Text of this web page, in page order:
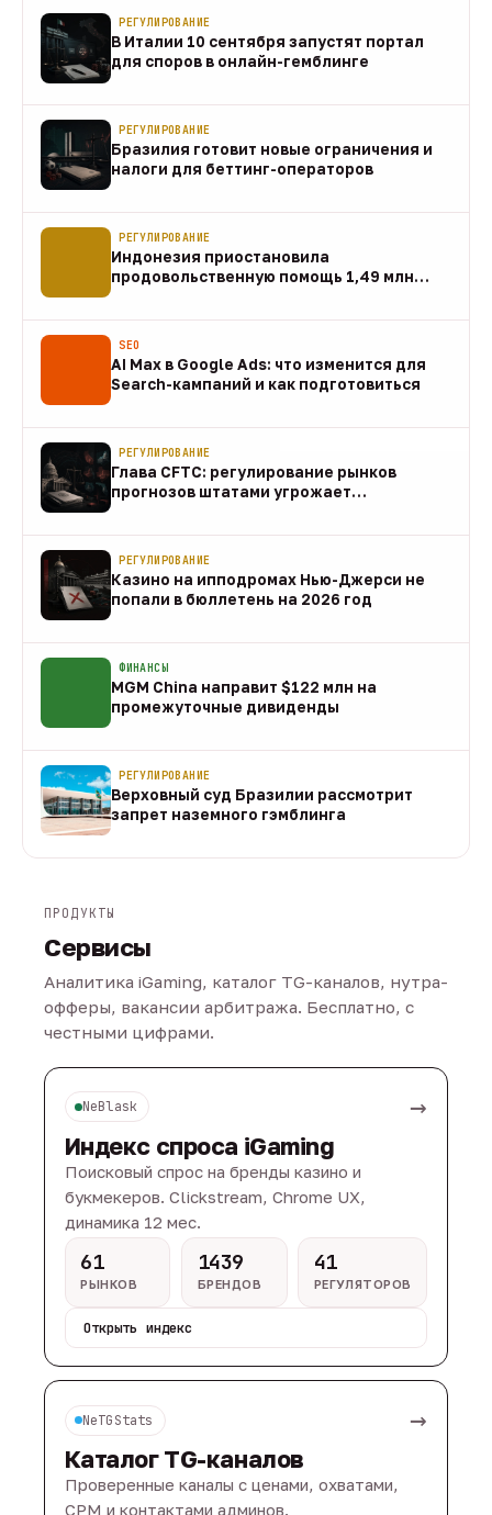
РЕГУЛИРОВАНИЕ
В Италии 10 сентября запустят портал
для споров в онлайн-гемблинге
РЕГУЛИРОВАНИЕ
Бразилия готовит новые ограничения и
налоги для беттинг-операторов
РЕГУЛИРОВАНИЕ
Индонезия приостановила
продовольственную помощь 1,49 млн
SEO
AI Max в Google Ads: что изменится для
Search-кампаний и как подготовиться
РЕГУЛИРОВАНИЕ
Глава CFTC: регулирование рынков
прогнозов штатами угрожает
РЕГУЛИРОВАНИЕ
Казино на ипподромах Нью-Джерси не
попали в бюллетень на 2026 год
ФИНАНСЫ
MGM China направит $122 млн на
промежуточные дивиденды
РЕГУЛИРОВАНИЕ
Верховный суд Бразилии рассмотрит
запрет наземного гэмблинга
ПРОДУКТЫ
Сервисы
Аналитика iGaming, каталог TG-каналов, нутра-
офферы, вакансии арбитража. Бесплатно, с
честными цифрами.
NeBlask →
Индекс спроса iGaming
Поисковый спрос на бренды казино и
букмекеров. Clickstream, Chrome UX,
динамика 12 мес.
61
РЫНКОВ
1439
БРЕНДОВ
41
РЕГУЛЯТОРОВ
Открыть индекс
NeTGStats →
Каталог TG-каналов
Проверенные каналы с ценами, охватами,
CPM и контактами админов.